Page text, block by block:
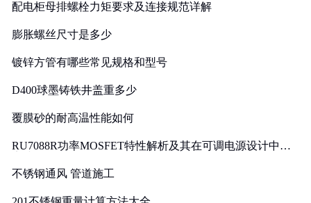
配电柜母排螺栓力矩要求及连接规范详解
膨胀螺丝尺寸是多少
镀锌方管有哪些常见规格和型号
D400球墨铸铁井盖重多少
覆膜砂的耐高温性能如何
RU7088R功率MOSFET特性解析及其在可调电源设计中的
不锈钢通风 管道施工